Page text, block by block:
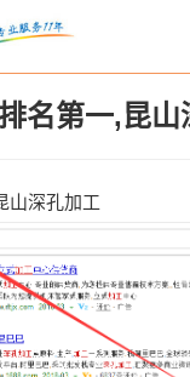
名第一,昆山
山深孔加工